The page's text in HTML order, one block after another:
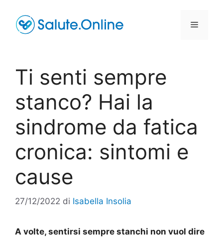
contenuto
Menu
Ti senti sempre
stanco? Hai la
sindrome da fatica
cronica: sintomi e
cause
27/12/2022 di Isabella Insolia
A volte, sentirsi sempre stanchi non vuol dire